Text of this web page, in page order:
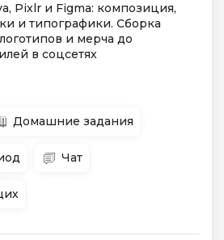
Pixlr и Figma: композиция,
и типографики. Сборка
и мерча до
в соцсетях
Домашние задания
Чат